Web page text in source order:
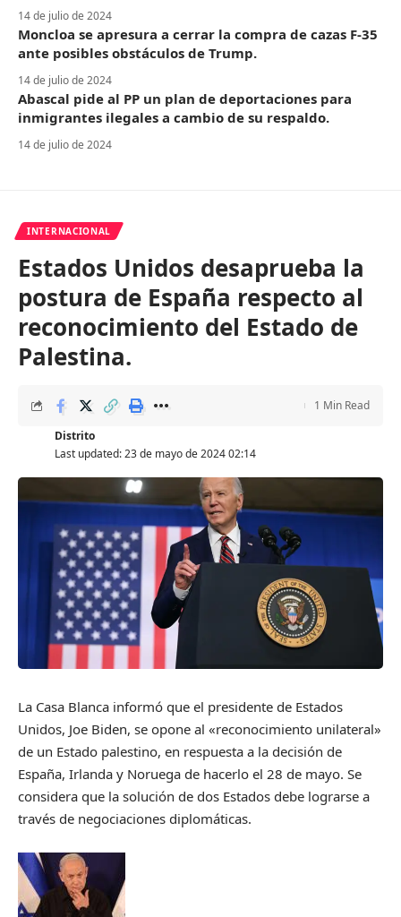
14 de julio de 2024
Moncloa se apresura a cerrar la compra de cazas F-35
ante posibles obstáculos de Trump.
14 de julio de 2024
Abascal pide al PP un plan de deportaciones para
inmigrantes ilegales a cambio de su respaldo.
14 de julio de 2024
INTERNACIONAL
Estados Unidos desaprueba la
postura de España respecto al
reconocimiento del Estado de
Palestina.
Last updated: 23 de mayo de 2024 02:14
Distrito
1 Min Read
La Casa Blanca informó que el presidente de Estados
Unidos, Joe Biden, se opone al «reconocimiento unilateral»
de un Estado palestino, en respuesta a la decisión de
España, Irlanda y Noruega de hacerlo el 28 de mayo. Se
considera que la solución de dos Estados debe lograrse a
través de negociaciones diplomáticas.